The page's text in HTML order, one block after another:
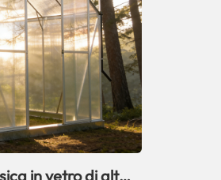
in vetro di alta